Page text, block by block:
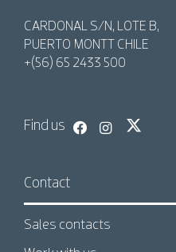
CARDONAL S/N, LOTE B,
PUERTO MONTT CHILE
+(56) 65 2433 500
Find us
Contact
Sales contacts